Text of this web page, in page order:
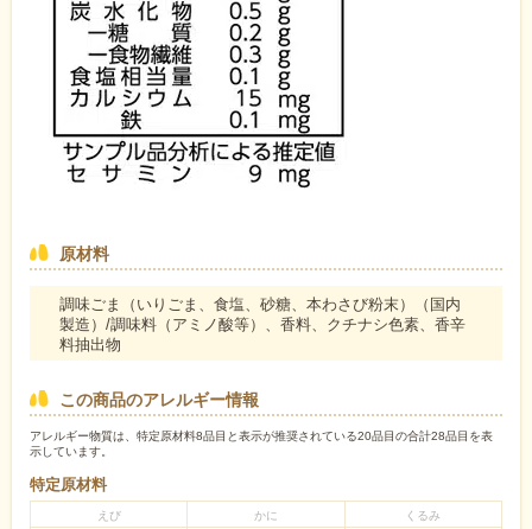
原材料
調味ごま（いりごま、食塩、砂糖、本わさび粉末）（国内
製造）/調味料（アミノ酸等）、香料、クチナシ色素、香辛
料抽出物
この商品のアレルギー情報
アレルギー物質は、特定原材料8品目と表示が推奨されている20品目の合計28品目を表
示しています。
特定原材料
えび かに
くるみ